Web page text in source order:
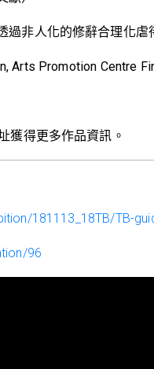
非人化的修辭合理化
Arts Promotion Centre
獲得更多作品資訊。
181113_18TB/TB-
96